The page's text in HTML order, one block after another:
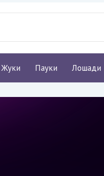
Жуки Пауки Лошади